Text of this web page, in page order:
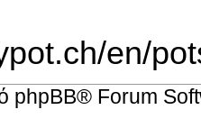
en/
phpBB® Forum